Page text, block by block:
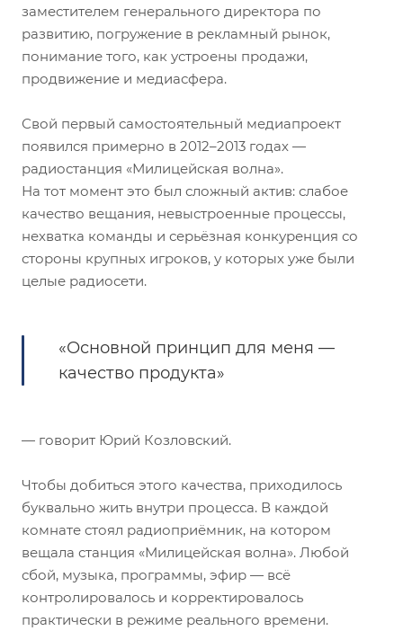
заместителем генерального директора по
развитию, погружение в рекламный рынок,
понимание того, как устроены продажи,
продвижение и медиасфера.
Свой первый самостоятельный медиапроект
появился примерно в 2012–2013 годах —
радиостанция «Милицейская волна».
На тот момент это был сложный актив: слабое
качество вещания, невыстроенные процессы,
нехватка команды и серьёзная конкуренция со
стороны крупных игроков, у которых уже были
целые радиосети.
«Основной принцип для меня —
качество продукта»
— говорит Юрий Козловский.
Чтобы добиться этого качества, приходилось
буквально жить внутри процесса. В каждой
комнате стоял радиоприёмник, на котором
вещала станция «Милицейская волна». Любой
сбой, музыка, программы, эфир — всё
контролировалось и корректировалось
практически в режиме реального времени.